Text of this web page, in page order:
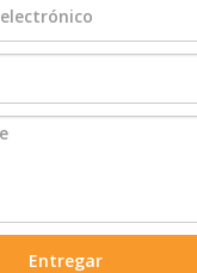
Entregar